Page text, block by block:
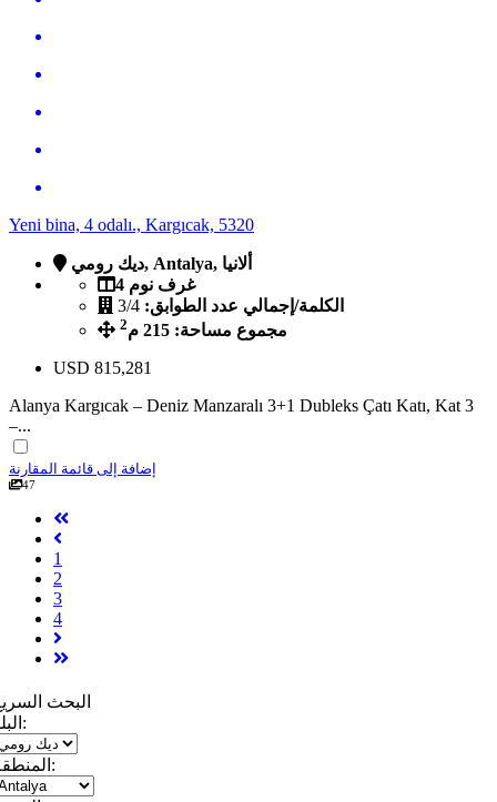
Yeni bina, 4 odalı., Kargıcak, 5320
ديك رومي, Antalya, ألانيا
4 غرف نوم
الكلمة/إجمالي عدد الطوابق: 3/4
مجموع مساحة: 215 م
2
USD 815,281
Alanya Kargıcak – Deniz Manzaralı 3+1 Dubleks Çatı Katı, Kat 3
–...
إضافة إلى قائمة المقارنة
47
1
2
3
4
البحث
البلد:
المنطقة: